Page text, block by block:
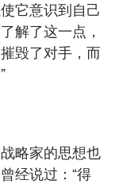
它意识到自己
解了这一点，
毁了对手，而
略家的思想也
经说过：“得